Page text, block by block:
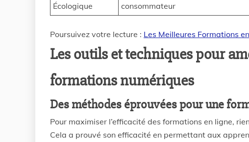
Écologique
consommateur
Poursuivez votre lecture : Les Meilleures Formations
Les outils et techniques pour
formations numériques
Des méthodes éprouvées pour une
Pour maximiser l’efficacité des formations en ligne,
Cela a prouvé son efficacité en permettant aux